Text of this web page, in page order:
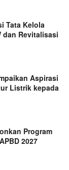
Tata Kelola
dan Revitalisasi
Aspirasi
Listrik kepada
Program
2027